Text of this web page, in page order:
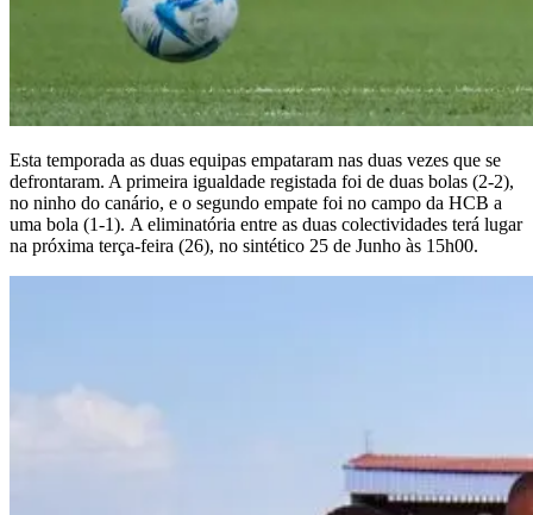
Esta temporada as duas equipas empataram nas duas vezes que se
defrontaram. A primeira igualdade registada foi de duas bolas (2-2),
no ninho do canário, e o segundo empate foi no campo da HCB a
uma bola (1-1). A eliminatória entre as duas colectividades terá lugar
na próxima terça-feira (26), no sintético 25 de Junho às 15h00.